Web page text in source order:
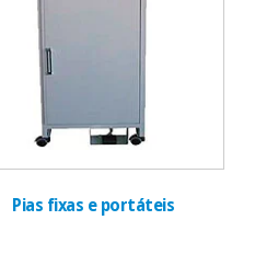
Pias fixas e portáteis